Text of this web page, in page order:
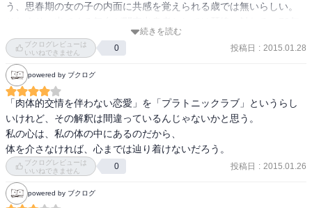
う、思春期の女の子の内面に共感を覚えられる歳では無いらしい。
代後半から80年代の南房総、金沢八景、伊豆下田。どこも子供の頃
の想い出に出てくる場所。主人公が男と出かける初めての旅先が笠
岡というのも何の偶然か。東京で出てくるのも明大前、笹塚、駿河
台と、何となく関わりの有った場所。主人公が駿河台からお茶の水
橋を渡り、後楽園、本郷のあたりを歩いて茗荷谷の下宿に帰るくだ
りは、風景が思い出されるようである。その時代にそこに住んでい
たわけでもないのに。
続きを読む
ブクログレビューは
いいねできません
0 投稿日 : 2015.01.28
powered by ブクログ
「肉体的交情を伴わない恋愛」を「プラトニックラブ」というらし
いけれど、その解釈は間違っているんじゃないかと思う。
私の心は、私の体の中にあるのだから、
体を介さなければ、心までは辿り着けないだろう。
ブクログレビューは
いいねできません
0 投稿日 : 2015.01.26
powered by ブクログ